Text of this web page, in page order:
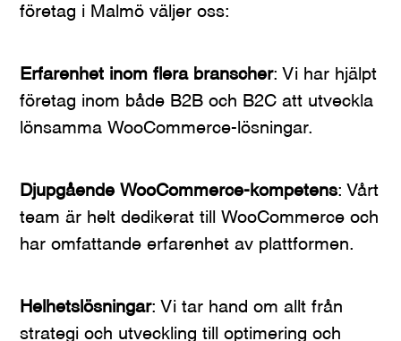
företag i Malmö väljer oss:
Erfarenhet inom flera branscher: Vi har hjälpt
företag inom både B2B och B2C att utveckla
lönsamma WooCommerce-lösningar.
Djupgående WooCommerce-kompetens: Vårt
team är helt dedikerat till WooCommerce och
har omfattande erfarenhet av plattformen.
Helhetslösningar: Vi tar hand om allt från
strategi och utveckling till optimering och